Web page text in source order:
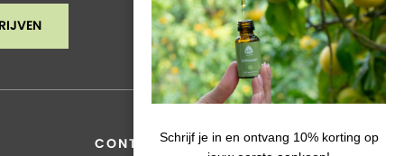
CONTACTSchrijf je in en ontvang 10% korting op